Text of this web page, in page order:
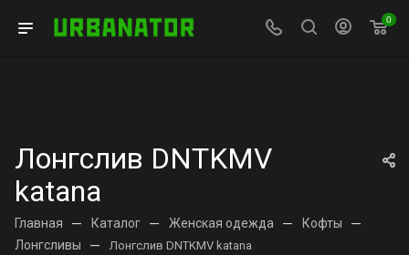
0
Лонгслив DNTKMV
katana
Главная — Каталог — Женская одежда — Кофты —
Лонгсливы — Лонгслив DNTKMV katana